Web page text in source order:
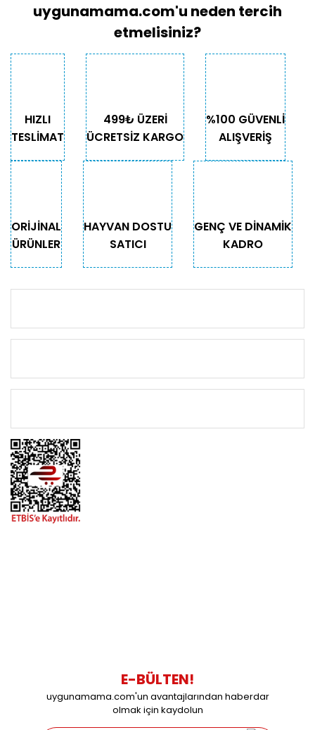
uygunamama.com'u neden tercih
etmelisiniz?
HIZLI
TESLİMAT
499₺ ÜZERİ
ÜCRETSİZ KARGO
%100 GÜVENLİ
ALIŞVERİŞ
ORİJİNAL
ÜRÜNLER
HAYVAN DOSTU
SATICI
GENÇ VE DİNAMİK
KADRO
E-BÜLTEN!
uygunamama.com'un avantajlarından haberdar
olmak için kaydolun